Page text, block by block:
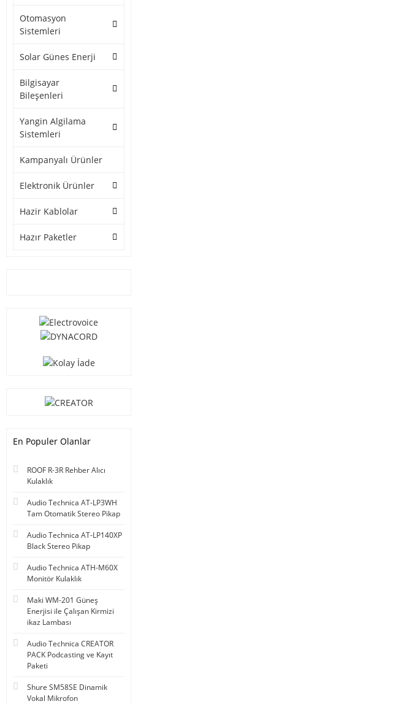
Otomasyon
Sistemleri
Solar Günes Enerji
Bilgisayar
Bileşenleri
Yangin Algilama
Sistemleri
Kampanyalı Ürünler
Elektronik Ürünler
Hazir Kablolar
Hazır Paketler
En Populer Olanlar
ROOF R-3R Rehber Alıcı
Kulaklık
Audio Technica AT-LP3WH
Tam Otomatik Stereo Pikap
Audio Technica AT-LP140XP
Black Stereo Pikap
Audio Technica ATH-M60X
Monitör Kulaklık
Maki WM-201 Güneş
Enerjisi ile Çalışan Kirmizi
ikaz Lambası
Audio Technica CREATOR
PACK Podcasting ve Kayıt
Paketi
Shure SM58SE Dinamik
Vokal Mikrofon